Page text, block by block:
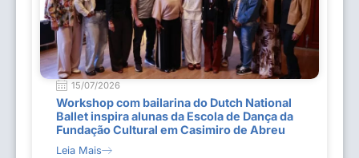
15/07/2026
Workshop com bailarina do Dutch National
Ballet inspira alunas da Escola de Dança da
Fundação Cultural em Casimiro de Abreu
Leia Mais